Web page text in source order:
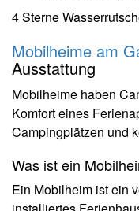
4 Sterne
Mobilheime am
Ausstattung
Mobilheime haben
Komfort eines
Campingplätzen und
Was ist ein
Ein Mobilheim ist ein